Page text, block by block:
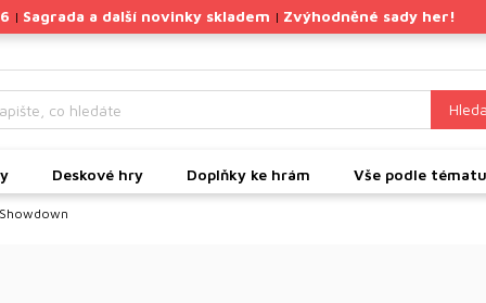
| Sagrada a další novinky skladem | Zvýhodněné sady her!
Deskové hry Doplňky ke hrám Vše podle tématu